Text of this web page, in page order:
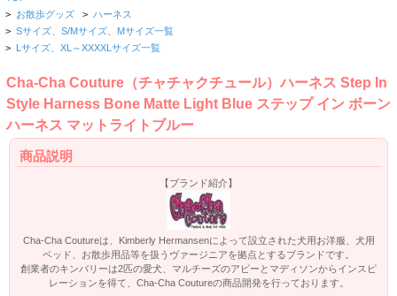
> お散歩グッズ > ハーネス
> Sサイズ、S/Mサイズ、Mサイズ一覧
> Lサイズ、XL～XXXXLサイズ一覧
Cha-Cha Couture（チャチャクチュール）ハーネス Step In
Style Harness Bone Matte Light Blue ステップ イン ボーン
ハーネス マットライトブルー
商品説明
【ブランド紹介】
Cha-Cha Coutureは、Kimberly Hermansenによって設立された犬用お洋服、犬用
ベッド、お散歩用品等を扱うヴァージニアを拠点とするブランドです。
創業者のキンバリーは2匹の愛犬、マルチーズのアビーとマディソンからインスピ
レーションを得て、Cha-Cha Coutureの商品開発を行っております。